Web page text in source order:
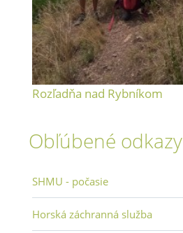
Rozľadňa nad Rybníkom
Obľúbené odkazy
SHMU - počasie
Horská záchranná služba